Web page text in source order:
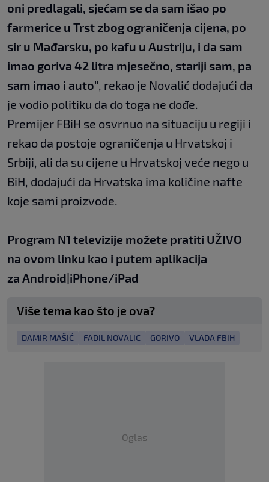
oni predlagali, sjećam se da sam išao po
farmerice u Trst zbog ograničenja cijena, po
sir u Mađarsku, po kafu u Austriju, i da sam
imao goriva 42 litra mjesečno, stariji sam, pa
sam imao i auto", rekao je Novalić dodajući da
je vodio politiku da do toga ne dođe.
Premijer FBiH se osvrnuo na situaciju u regiji i
rekao da postoje ograničenja u Hrvatskoj i
Srbiji, ali da su cijene u Hrvatskoj veće nego u
BiH, dodajući da Hrvatska ima količine nafte
koje sami proizvode.
Program N1 televizije možete pratiti UŽIVO
na ovom linku kao i putem aplikacija
za Android|iPhone/iPad
Više tema kao što je ova?
DAMIR MAŠIĆ FADIL NOVALIC GORIVO VLADA FBIH
Oglas